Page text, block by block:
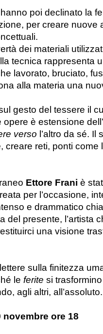
hanno poi declinato la
per creare nuove
dei materiali
tecnica rappresenta
lavorato, bruciato,
alla materia una
gesto del tessere il
è estensione
verso l’altro da sé. Il
creare reti, ponti come
Ettore Frani è
per l’occasione,
e drammatico
del presente, l’artista
una visione
sulla finitezza
le ferite si
agli altri, all’assoluto.
ore 18